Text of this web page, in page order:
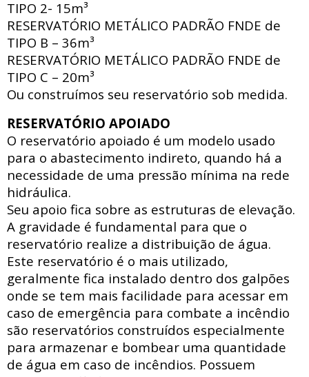
TIPO 2- 15m³
RESERVATÓRIO METÁLICO PADRÃO FNDE de
TIPO B – 36m³
RESERVATÓRIO METÁLICO PADRÃO FNDE de
TIPO C – 20m³
Ou construímos seu reservatório sob medida.
RESERVATÓRIO APOIADO
O reservatório apoiado é um modelo usado
para o abastecimento indireto, quando há a
necessidade de uma pressão mínima na rede
hidráulica.
Seu apoio fica sobre as estruturas de elevação.
A gravidade é fundamental para que o
reservatório realize a distribuição de água.
Este reservatório é o mais utilizado,
geralmente fica instalado dentro dos galpões
onde se tem mais facilidade para acessar em
caso de emergência para combate a incêndio
são reservatórios construídos especialmente
para armazenar e bombear uma quantidade
de água em caso de incêndios. Possuem